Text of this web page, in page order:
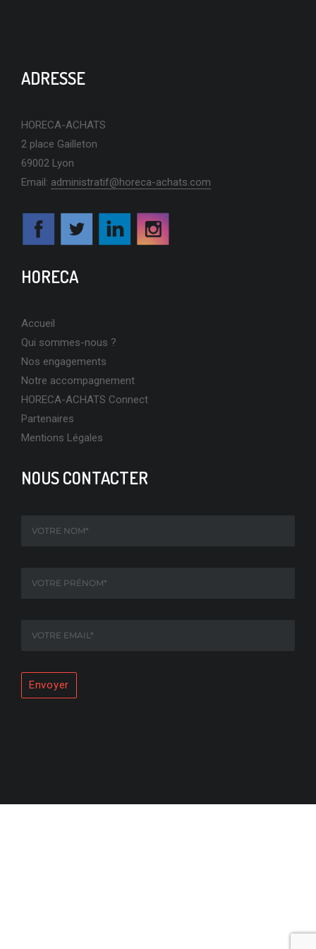
ADRESSE
HORECA-ACHATS
2 place Gailleton
69002 Lyon
Email: administratif@horeca-achats.com
HORECA
Accueil
Qui sommes-nous ?
Nos engagements
Notre accompagnement
HORECA-ACHATS Connect
Partenaires
Mentions Légales
NOUS CONTACTER